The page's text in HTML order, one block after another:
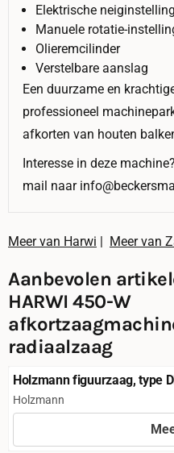
Elektrische neiginstelling
Manuele rotatie-
Olieremcilinder
Verstelbare aanslag
Een duurzame en
professioneel
afkorten van houten
Interesse in deze
mail naar
Meer van Harwi | Meer van
Aanbevolen
HARWI 450-W
radiaalzaag
Holzmann figuurzaag, type
Merk:
Holzmann